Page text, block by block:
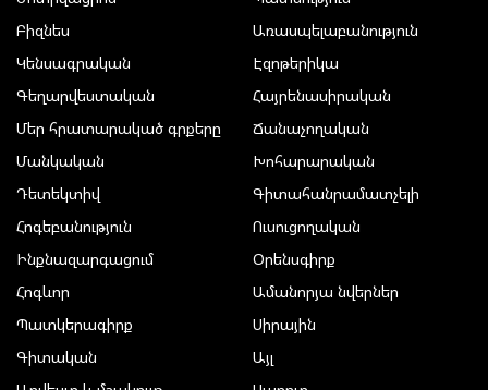
Բիզնես
Կենսագրական
Գեղարվեստական
Մեր հրատարակած գրքերը
Մանկական
Դետեկտիվ
Հոգեբանություն
Ինքնազարգացում
Հոգևոր
Պատկերագիրք
Գիտական
Առասպելաբանություն
Էզոթերիկա
Հայրենասիրական
Ճանաչողական
Խոհարարական
Գիտահանրամատչելի
Ուսուցողական
Օրենսգիրք
Ամանորյա նվերներ
Սիրային
Այլ